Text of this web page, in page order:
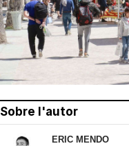
Sobre l'autor
ERIC MENDO